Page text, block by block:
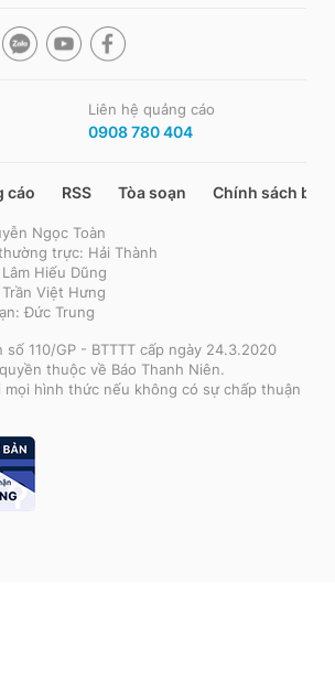
Liên hệ quảng cáo
0908 780 404
cáo RSS Tòa soạn Chính sách bảo
Ngọc Toàn
trực: Hải Thành
Hiếu Dũng
Việt Hưng
Đức Trung
số 110/GP - BTTTT cấp ngày 24.3.2020
thuộc về Báo Thanh Niên.
mọi hình thức nếu không có sự chấp thuận